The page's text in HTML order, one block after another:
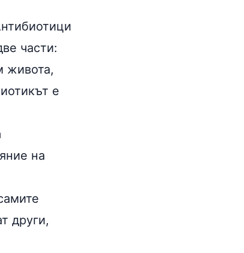
части:
живота,
е
на
други,